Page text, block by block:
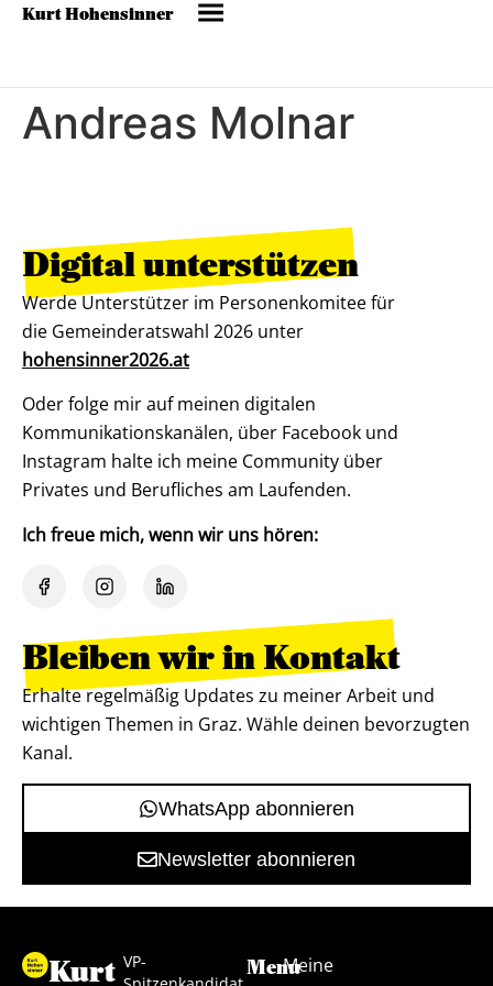
Kurt Hohensinner
Andreas Molnar
Digital unterstützen
Werde Unterstützer im Personenkomitee für
die Gemeinderatswahl 2026 unter
hohensinner2026.at
Oder folge mir auf meinen digitalen
Kommunikationskanälen, über Facebook und
Instagram halte ich meine Community über
Privates und Berufliches am Laufenden.
Ich freue mich, wenn wir uns hören:
Bleiben wir in Kontakt
Erhalte regelmäßig Updates zu meiner Arbeit und
wichtigen Themen in Graz. Wähle deinen bevorzugten
Kanal.
WhatsApp abonnieren
Newsletter abonnieren
Kurt VP-
MenuMeine